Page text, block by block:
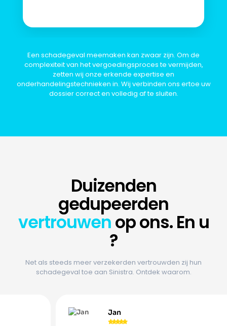
Een schadegeval meemaken kan zwaar zijn. Om de
complexiteit van het vergoedingsproces te vermijden,
zetten wij onze erkende expertise en
onderhandelingstechnieken in. Wij verbinden ons ertoe uw
dossier correct en volledig af te sluiten.
Duizenden
gedupeerden
vertrouwenop ons. En u
?
Net als steeds meer verzekerden vertrouwden zij hun
schadegeval toe aan Sinistra. Ontdek waarom.
Jan